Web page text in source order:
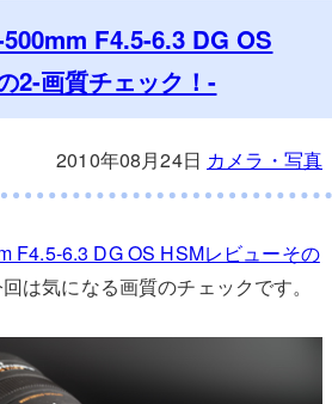
F4.5-6.3 DG OS
2-画質チェック！-
2010年08月24日 カメラ・写真
F4.5-6.3 DG OS HSMレビューその
は気になる画質のチェックです。